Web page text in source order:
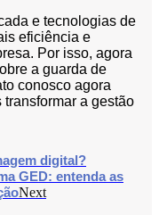
e tecnologias de
eficiência e
Por isso, agora
a guarda de
conosco agora
a gestão
digital?
GED: entenda as
Next